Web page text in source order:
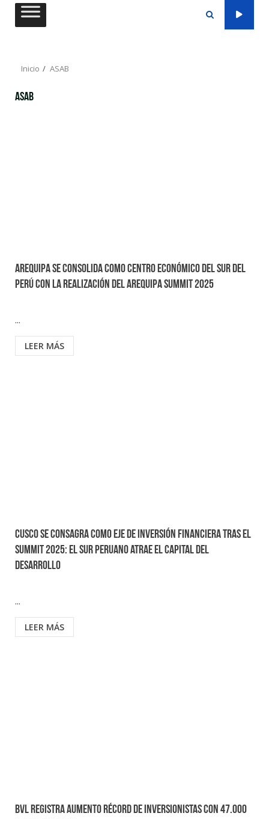
Saltar
Inicio ASAB
ASAB
Arequipa se consolida como centro económico del sur del
Perú con la realización del Arequipa Summit 2025
...
LEER MÁS
Cusco se consagra como eje de inversión financiera tras el
Summit 2025: el sur peruano atrae el capital del
desarrollo
...
LEER MÁS
BVL registra aumento récord de inversionistas con 47.000